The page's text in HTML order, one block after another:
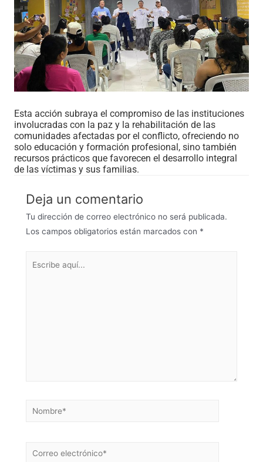
Esta acción subraya el compromiso de las instituciones
involucradas con la paz y la rehabilitación de las
comunidades afectadas por el conflicto, ofreciendo no
solo educación y formación profesional, sino también
recursos prácticos que favorecen el desarrollo integral
de las víctimas y sus familias.
Deja un comentario
Tu dirección de correo electrónico no será publicada.
Los campos obligatorios están marcados con *